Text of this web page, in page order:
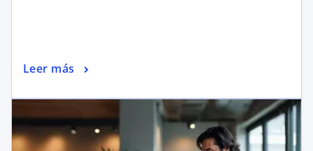
Leer más